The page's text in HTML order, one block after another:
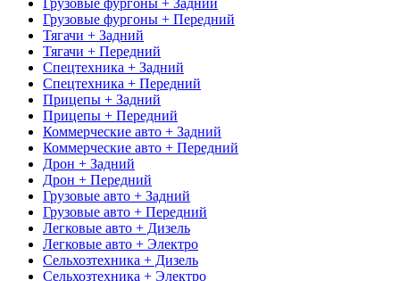
Грузовые фургоны + Передний
Тягачи + Задний
Тягачи + Передний
Спецтехника + Задний
Спецтехника + Передний
Прицепы + Задний
Прицепы + Передний
Коммерческие авто + Задний
Коммерческие авто + Передний
Дрон + Задний
Дрон + Передний
Грузовые авто + Задний
Грузовые авто + Передний
Легковые авто + Дизель
Легковые авто + Электро
Сельхозтехника + Дизель
Сельхозтехника + Электро